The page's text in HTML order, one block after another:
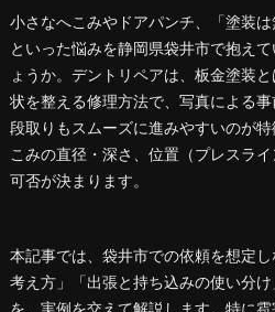
小さなへこみやドアパンチ、「塗装は
といった悩みを静岡県袋井市で抱え
ょうか。デントリペアは、板金塗装
状を整える修理方法で、写真による
段取りもスムーズに進みやすいのが
こみの直径・深さ、位置（プレスラ
可否が決まります。
本記事では、袋井市での依頼を想定
考え方」「出張と持ち込みの使い分け